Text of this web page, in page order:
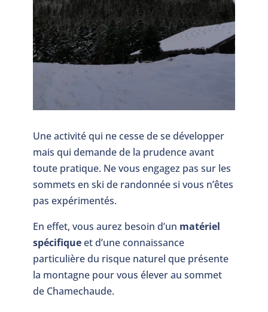
Une activité qui ne cesse de se développer
mais qui demande de la prudence avant
toute pratique. Ne vous engagez pas sur les
sommets en ski de randonnée si vous n’êtes
pas expérimentés.
En effet, vous aurez besoin d’un matériel
spécifiqueet d’une connaissance
particulière du risque naturel que présente
la montagne pour vous élever au sommet
de Chamechaude.